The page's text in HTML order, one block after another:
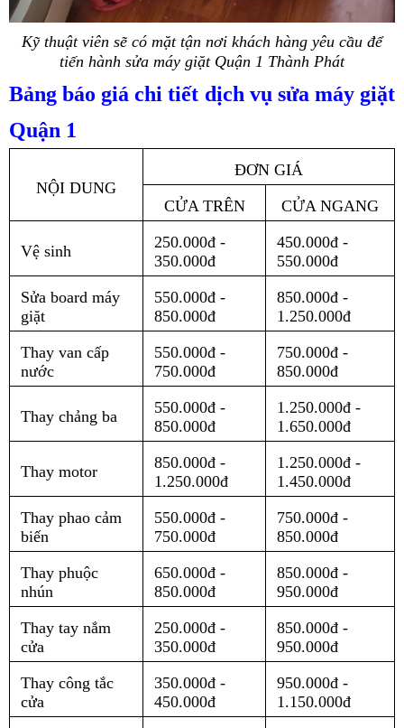
Kỹ thuật viên sẽ có mặt tận nơi khách hàng yêu cầu để
tiến hành sửa máy giặt Quận 1 Thành Phát
Bảng báo giá chi tiết dịch vụ sửa máy giặt
Quận 1
NỘI DUNG
ĐƠN GIÁ
CỬA TRÊN
CỬA NGANG
Vệ sinh
250.000đ -
350.000đ
450.000đ -
550.000đ
Sửa board máy
giặt
550.000đ -
850.000đ
850.000đ -
1.250.000đ
Thay van cấp
nước
550.000đ -
750.000đ
750.000đ -
850.000đ
Thay chảng ba
550.000đ -
850.000đ
1.250.000đ -
1.650.000đ
Thay motor
850.000đ -
1.250.000đ
1.250.000đ -
1.450.000đ
Thay phao cảm
biến
550.000đ -
750.000đ
750.000đ -
850.000đ
Thay phuộc
nhún
650.000đ -
850.000đ
850.000đ -
950.000đ
Thay tay nắm
cửa
250.000đ -
350.000đ
850.000đ -
950.000đ
Thay công tắc
cửa
350.000đ -
450.000đ
950.000đ -
1.150.000đ